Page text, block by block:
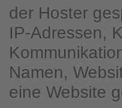
der Hoster
IP-Adressen,
Namen,
eine Website